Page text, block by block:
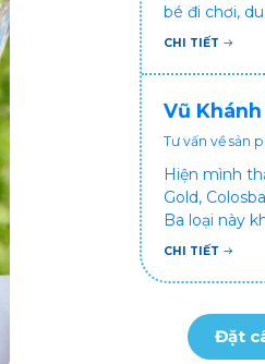
bé đi chơi,
khá bất tiện
hưởng sức
CHI TIẾT
Vũ Khánh
Tư vấn về sản
Hiện mình
Gold,
Ba loại này
CHI TIẾT
Đặt